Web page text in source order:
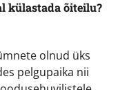
külastada õiteilu?
olnud üks
pelgupaika nii